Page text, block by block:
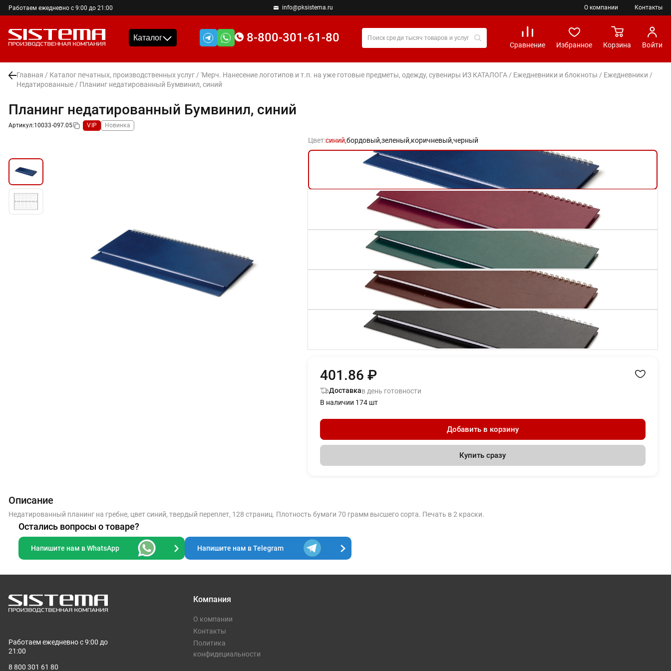
Работаем ежедневно с 9:00 до 21:00 info@pksistema.ru О компании Контакты
Каталог 8-800-301-61-80
Сравнение Избранное Корзина Войти
Главная / Каталог печатных, производственных услуг / 'Мерч. Нанесение логотипов и т.п. на уже готовые предметы, одежду, сувениры ИЗ КАТАЛОГА / Ежедневники и блокноты / Ежедневники /
Недатированные / Планинг недатированный Бумвинил, синий
Планинг недатированный Бумвинил, синий
Артикул:10033-097.05 VIP Новинка
Цвет:синий,бордовый,зеленый,коричневый,черный
401.86 ₽
Доставкав день готовности
В наличии 174 шт
Добавить в корзину
Купить сразу
Описание
Недатированный планинг на гребне, цвет синий, твердый переплет, 128 страниц. Плотность бумаги 70 грамм высшего сорта. Печать в 2 краски.
Остались вопросы о товаре?
Напишите нам в WhatsApp Напишите нам в Telegram
Работаем ежедневно с 9:00 до
21:00
8 800 301 61 80
Компания
О компании
Контакты
Политика
конфидециальности